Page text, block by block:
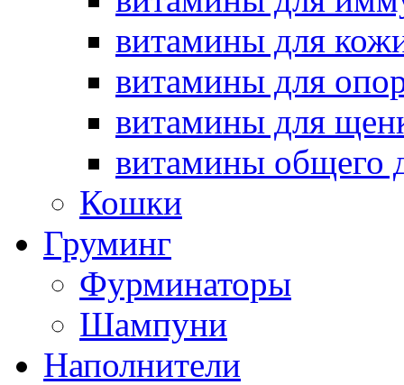
витамины для
витамины для
витамины для
витамины общего
Кошки
Груминг
Фурминаторы
Шампуни
Наполнители